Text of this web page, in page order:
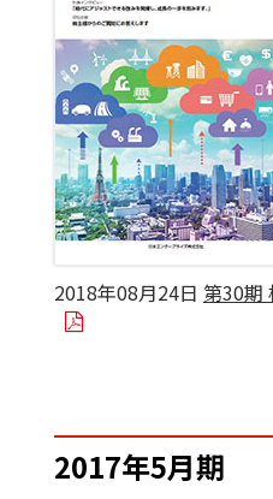
2018年08月24日 第30期
2017年5月期